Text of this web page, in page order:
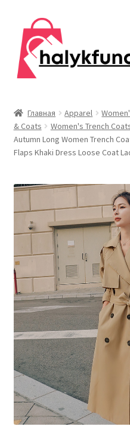
Перейти
навигации
Перейти
содержимому
Главная
О нас
Контакты
Дом и сад
Одежда
Публикации
Главная Apparel
& Coats
Women's Trench
Autumn Long Women Trench
Flaps Khaki Dress Loose Coat